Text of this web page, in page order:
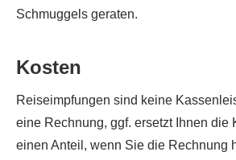
Schmuggels geraten.
Kosten
Reiseimpfungen sind keine
eine Rechnung, ggf. ersetzt Ihnen die
einen Anteil, wenn Sie die Rechnung